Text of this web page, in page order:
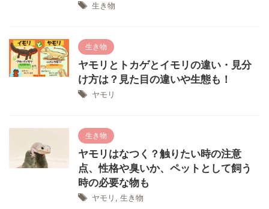
生き物
生き物
ヤモリとトカゲとイモリの違い・見分
け方は？見た目の違いや生態も！
ヤモリ
生き物
ヤモリはなつく？触りたい時の注意
点、性格や臭いか、ペットとして飼う
時の必要な物も
ヤモリ , 生き物